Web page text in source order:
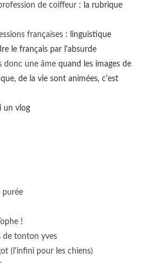
de coiffeur: la rubrique
françaises: linguistique
le français par l'absurde
donc une âmequand les images de
de la vie sont animées, c'est
un vlog
purée
!
de tonton yves
(l'infini pour les chiens)